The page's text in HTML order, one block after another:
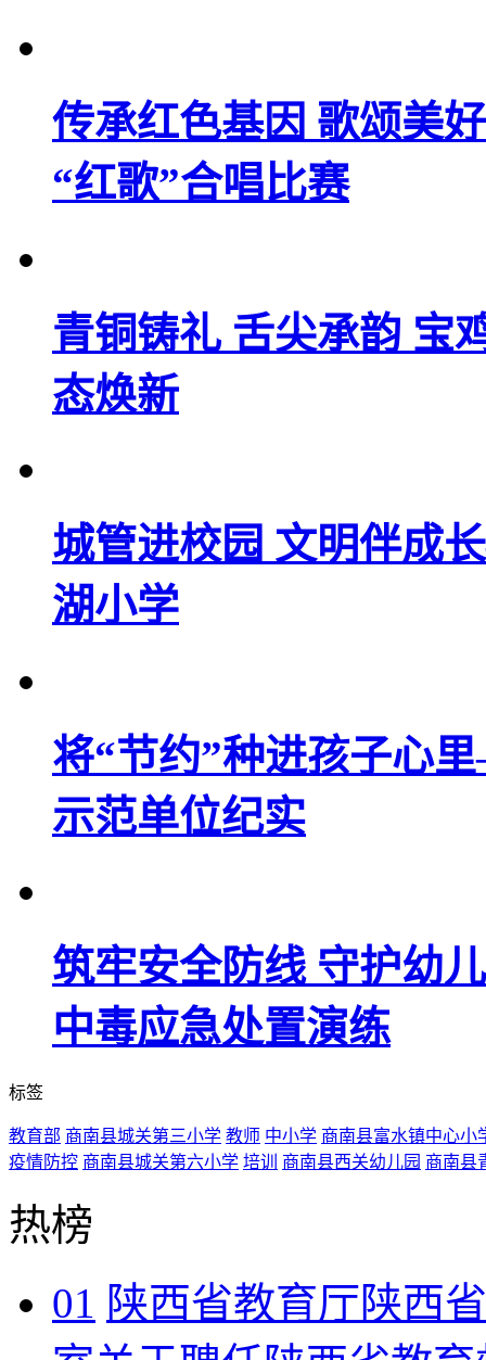
传承红色基因 歌颂美
“红歌”合唱比赛
青铜铸礼 舌尖承韵 宝
态焕新
城管进校园 文明伴成
湖小学
将“节约”种进孩子心
示范单位纪实
筑牢安全防线 守护幼
中毒应急处置演练​
标签
教育部 商南县城关第三小学 教师 中小学 商南县富水镇中心小
疫情防控 商南县城关第六小学 培训 商南县西关幼儿园 商南县
热榜
01 陕西省教育厅陕西